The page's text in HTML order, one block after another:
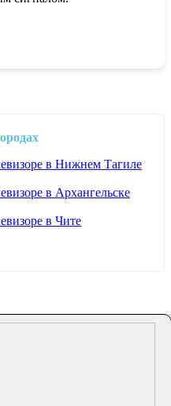
в Нижнем Тагиле
в Архангельске
в Чите